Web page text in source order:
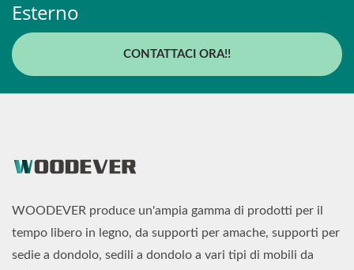
Esterno
CONTATTACI ORA!!
WOODEVER produce un'ampia gamma di prodotti per il
tempo libero in legno, da supporti per amache, supporti per
sedie a dondolo, sedili a dondolo a vari tipi di mobili da